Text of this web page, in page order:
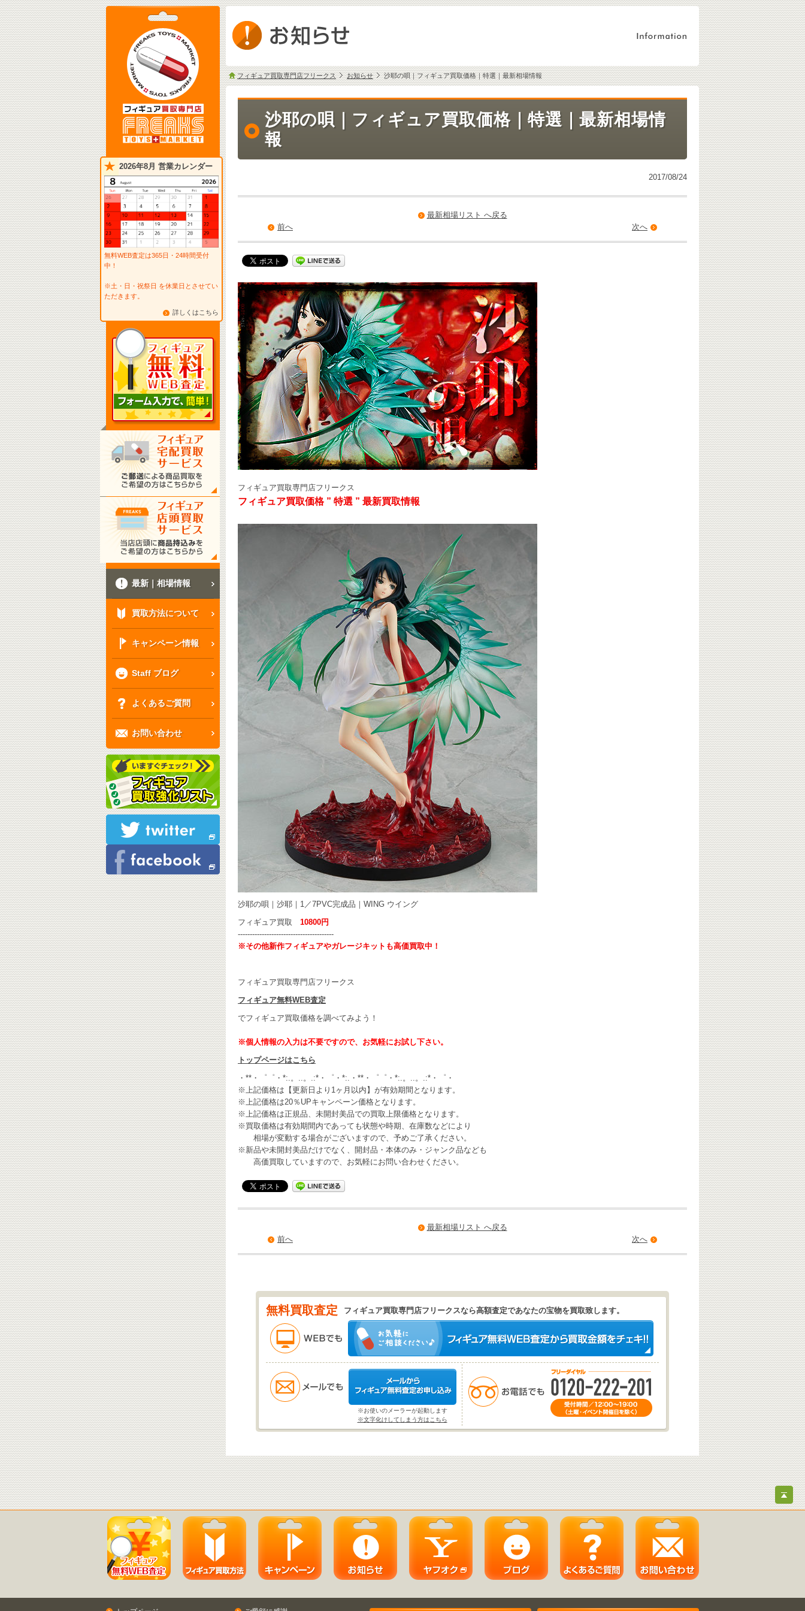
2026年8月 営業カレンダー
無料WEB査定は365日・24時間受付
中！
※土・日・祝祭日 を休業日とさせてい
ただきます。
詳しくはこちら
最新｜相場情報
買取方法について
キャンペーン情報
Staff ブログ
よくあるご質問
お問い合わせ
フィギュア買取専門店フリークス お知らせ 沙耶の唄｜フィギュア買取価格｜特選｜最新相場情報
沙耶の唄｜フィギュア買取価格｜特選｜最新相場情
報
2017/08/24
最新相場リスト へ戻る
次へ
前へ
フィギュア買取専門店フリークス
フィギュア買取価格 ” 特選 ” 最新買取情報
沙耶の唄｜沙耶｜1／7PVC完成品｜WING ウイング
フィギュア買取 10800円
----------------------------------------
※その他新作フィギュアやガレージキットも高価買取中！
フィギュア買取専門店フリークス
フィギュア無料WEB査定
でフィギュア買取価格を調べてみよう！
※個人情報の入力は不要ですので、お気軽にお試し下さい。
トップページはこちら
・**・゜゜・*:.。..。.:*・゜・*:.・**・゜゜・*:.。..。.:*・゜・
※上記価格は【更新日より1ヶ月以内】が有効期間となります。
※上記価格は20％UPキャンペーン価格となります。
※上記価格は正規品、未開封美品での買取上限価格となります。
※買取価格は有効期間内であっても状態や時期、在庫数などにより
相場が変動する場合がございますので、予めご了承ください。
※新品や未開封美品だけでなく、開封品・本体のみ・ジャンク品なども
高価買取していますので、お気軽にお問い合わせください。
最新相場リスト へ戻る
次へ
前へ
無料買取査定 フィギュア買取専門店フリークスなら高額査定であなたの宝物を買取致します。
※お使いのメーラーが起動します
※文字化けしてしまう方はこちら